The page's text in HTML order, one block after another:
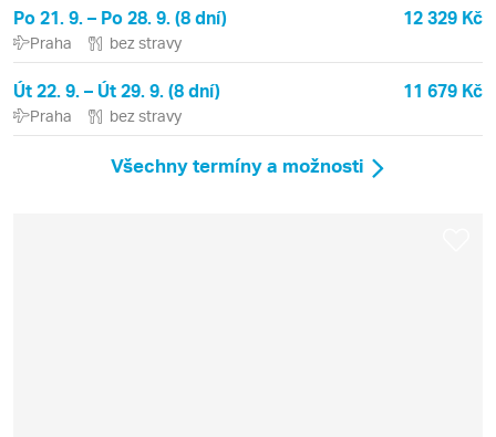
Po 21. 9. – Po 28. 9. (8 dní) 12 329 Kč
Praha bez stravy
Út 22. 9. – Út 29. 9. (8 dní) 11 679 Kč
Praha bez stravy
Všechny termíny a možnosti